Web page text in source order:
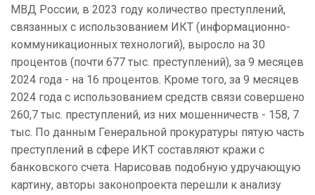
МВД России, в 2023 году количество преступлений,
связанных с использованием ИКТ (информационно-
коммуникационных технологий), выросло на 30
процентов (почти 677 тыс. преступлений), за 9 месяцев
2024 года - на 16 процентов. Кроме того, за 9 месяцев
2024 года с использованием средств связи совершено
260,7 тыс. преступлений, из них мошенничеств - 158, 7
тыс. По данным Генеральной прокуратуры пятую часть
преступлений в сфере ИКТ составляют кражи с
банковского счета. Нарисовав подобную удручающую
картину, авторы законопроекта перешли к анализу